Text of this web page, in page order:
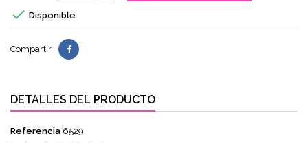
 Disponible
Compartir
DETALLES DEL PRODUCTO
Referencia 6529